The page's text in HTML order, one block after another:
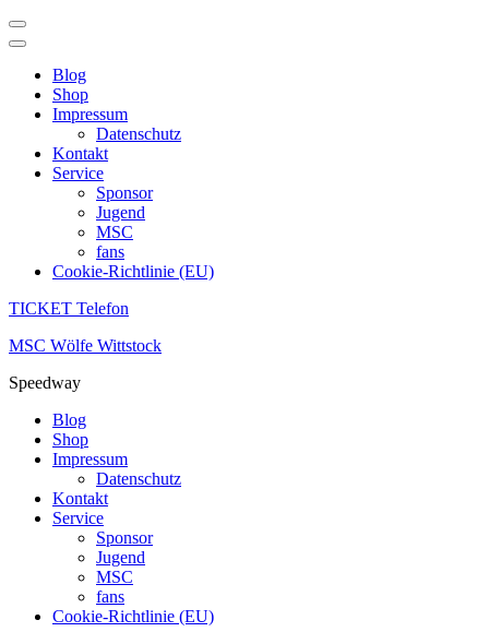
Blog
Shop
Impressum
Datenschutz
Kontakt
Service
Sponsor
Jugend
MSC
fans
Cookie-Richtlinie (EU)
TICKET Telefon
Zum
springen
drücken)
MSC Wölfe Wittstock
Speedway
Blog
Shop
Impressum
Datenschutz
Kontakt
Service
Sponsor
Jugend
MSC
fans
Cookie-Richtlinie (EU)